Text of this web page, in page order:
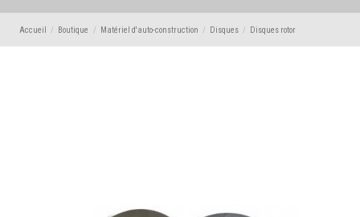
Accueil Boutique Matériel d'auto-construction Disques Disques rotor